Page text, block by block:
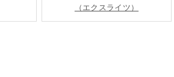
（エクスライツ）